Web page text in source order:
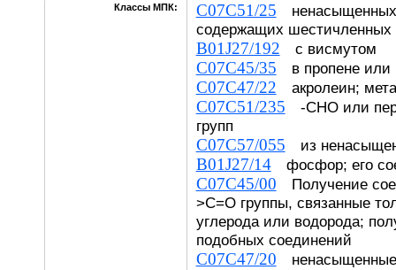
Классы МПК: C07C51/25 ненасыщенных
содержащих шестичленных
B01J27/192 с висмутом
C07C45/35 в пропене или
C07C47/22 акролеин;
C07C51/235 -CHO или
групп
C07C57/055 из
B01J27/14фосфор; его
C07C45/00 Получение
>C=O группы, связанные
углерода или водорода;
подобных соединений
C07C47/20 ненасыщенные